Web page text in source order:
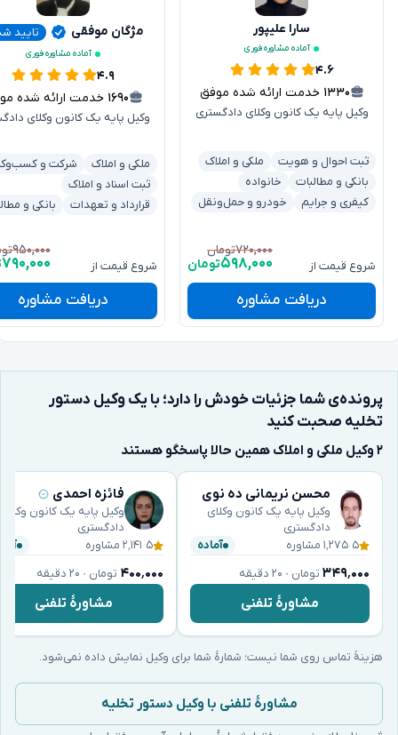
سارا علیپور
آماده مشاوره فوری
۴.۶
۱۳۳۰ خدمت ارائه شده موفق
وکیل پایه یک کانون وکلای دادگستری
ثبت احوال و هویت
ملکی و املاک
بانکی و مطالبات
خانواده
کیفری و جرایم
خودرو و حمل‌ونقل
شروع قیمت از
۷۲۰,۰۰۰تومان
۵۹۸,۰۰۰تومان
دریافت مشاوره
مژگان موفقی تایید
آماده مشاوره فوری
۴.۹
۱۶۹۰ خدمت ارائه شده موفق
وکیل پایه یک کانون وکلای
ملکی و املاک
شرکت و
ثبت اسناد و املاک
قرارداد و تعهدات
بانکی و
شروع قیمت از
۹۵۰,۰۰۰
۷۹۰,۰۰۰
دریافت مشاوره
پرونده‌ی شما جزئیات خودش را دارد؛ با یک وکیل دستور
تخلیه صحبت کنید
۲ وکیل ملکی و املاک همین حالا پاسخگو هستند
محسن نریمانی ده نوی
وکیل پایه یک کانون وکلای
دادگستری
۵ ۱٬۲۷۵ مشاوره آماده
۳۴۹٬۰۰۰ تومان · ۲۰ دقیقه
مشاورهٔ تلفنی
فائزه احمدی
وکیل پایه یک کانون وکلای
دادگستری
۵ ۲٬۱۴۱ مشاوره
۴۰۰٬۰۰۰ تومان · ۲۰ دقیقه
مشاورهٔ تلفنی
هزینهٔ تماس روی شما نیست؛ شمارهٔ شما برای وکیل نمایش داده نمی‌شود.
مشاورهٔ تلفنی با وکیل دستور تخلیه